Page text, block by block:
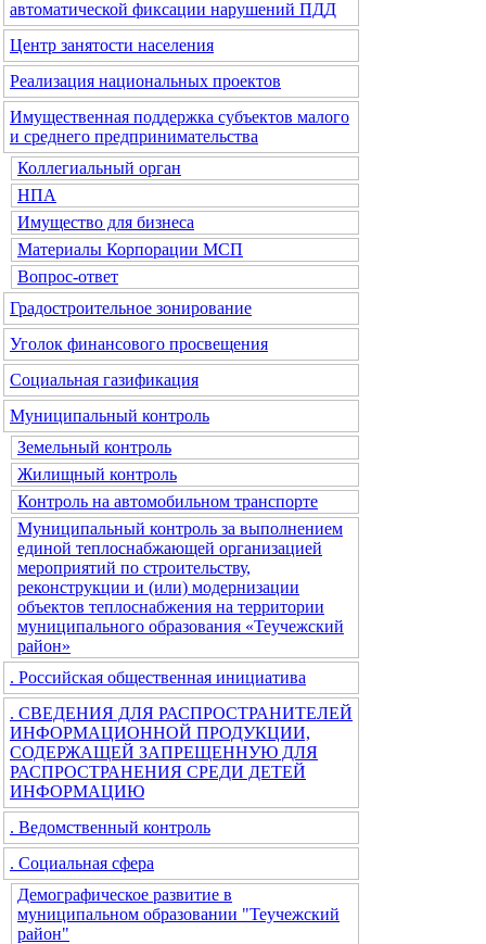
автоматической фиксации нарушений ПДД
Центр занятости населения
Реализация национальных проектов
Имущественная поддержка субъектов малого
и среднего предпринимательства
Коллегиальный орган
НПА
Имущество для бизнеса
Материалы Корпорации МСП
Вопрос-ответ
Градостроительное зонирование
Уголок финансового просвещения
Социальная газификация
Муниципальный контроль
Земельный контроль
Жилищный контроль
Контроль на автомобильном транспорте
Муниципальный контроль за выполнением
единой теплоснабжающей организацией
мероприятий по строительству,
реконструкции и (или) модернизации
объектов теплоснабжения на территории
муниципального образования «Теучежский
район»
. Российская общественная инициатива
. СВЕДЕНИЯ ДЛЯ РАСПРОСТРАНИТЕЛЕЙ
ИНФОРМАЦИОННОЙ ПРОДУКЦИИ,
СОДЕРЖАЩЕЙ ЗАПРЕЩЕННУЮ ДЛЯ
РАСПРОСТРАНЕНИЯ СРЕДИ ДЕТЕЙ
ИНФОРМАЦИЮ
. Ведомственный контроль
. Социальная сфера
Демографическое развитие в
муниципальном образовании "Теучежский
район"